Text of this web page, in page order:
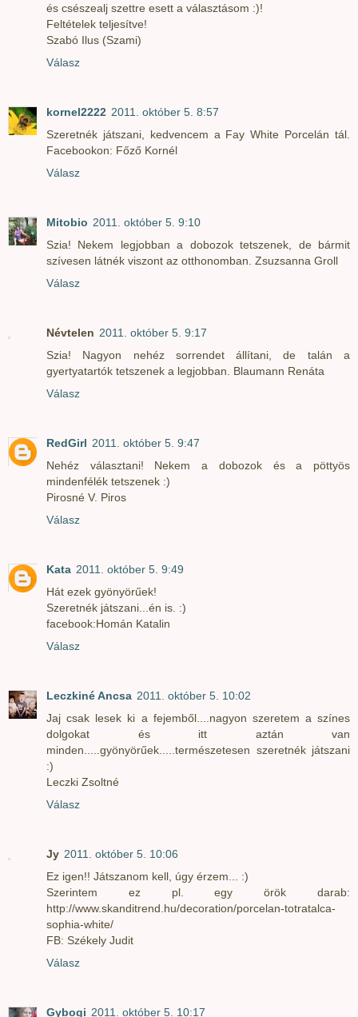
és csészealj szettre esett a választásom :)!
Feltételek teljesítve!
Szabó Ilus (Szami)
Válasz
kornel2222 2011. október 5. 8:57
Szeretnék játszani, kedvencem a Fay White Porcelán tál.
Facebookon: Főző Kornél
Válasz
Mitobio 2011. október 5. 9:10
Szia! Nekem legjobban a dobozok tetszenek, de bármit
szívesen látnék viszont az otthonomban. Zsuzsanna Groll
Válasz
Névtelen 2011. október 5. 9:17
Szia! Nagyon nehéz sorrendet állítani, de talán a
gyertyatartók tetszenek a legjobban. Blaumann Renáta
Válasz
RedGirl 2011. október 5. 9:47
Nehéz választani! Nekem a dobozok és a pöttyös
mindenfélék tetszenek :)
Pirosné V. Piros
Válasz
Kata 2011. október 5. 9:49
Hát ezek gyönyörűek!
Szeretnék játszani...én is. :)
facebook:Homán Katalin
Válasz
Leczkiné Ancsa 2011. október 5. 10:02
Jaj csak lesek ki a fejemből....nagyon szeretem a színes
dolgokat és itt aztán van
minden.....gyönyörűek.....természetesen szeretnék játszani
:)
Leczki Zsoltné
Válasz
Jy 2011. október 5. 10:06
Ez igen!! Játszanom kell, úgy érzem... :)
Szerintem ez pl. egy örök darab:
http://www.skanditrend.hu/decoration/porcelan-totratalca-
sophia-white/
FB: Székely Judit
Válasz
Gybogi 2011. október 5. 10:17